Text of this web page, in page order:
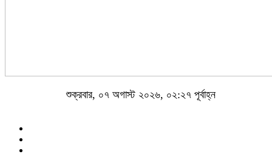
শুক্রবার, ০৭ অগাস্ট ২০২৬, ০২:২৭ পূর্বাহ্ন